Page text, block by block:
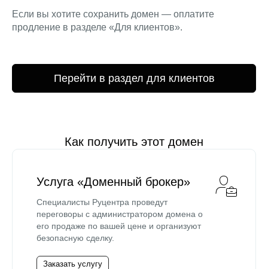
Если вы хотите сохранить домен — оплатите
продление в разделе «Для клиентов».
Перейти в раздел для клиентов
Как получить этот домен
Услуга «Доменный брокер»
Специалисты Руцентра проведут
переговоры с администратором домена о
его продаже по вашей цене и организуют
безопасную сделку.
Заказать услугу